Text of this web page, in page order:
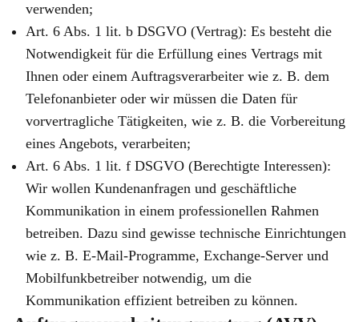
verwenden;
Art. 6 Abs. 1 lit. b DSGVO (Vertrag): Es besteht die
Notwendigkeit für die Erfüllung eines Vertrags mit
Ihnen oder einem Auftragsverarbeiter wie z. B. dem
Telefonanbieter oder wir müssen die Daten für
vorvertragliche Tätigkeiten, wie z. B. die Vorbereitung
eines Angebots, verarbeiten;
Art. 6 Abs. 1 lit. f DSGVO (Berechtigte Interessen):
Wir wollen Kundenanfragen und geschäftliche
Kommunikation in einem professionellen Rahmen
betreiben. Dazu sind gewisse technische Einrichtungen
wie z. B. E-Mail-Programme, Exchange-Server und
Mobilfunkbetreiber notwendig, um die
Kommunikation effizient betreiben zu können.